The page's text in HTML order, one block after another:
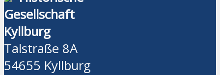
Gesellschaft
Kyllburg
Talstraße 8A
54655 Kyllburg